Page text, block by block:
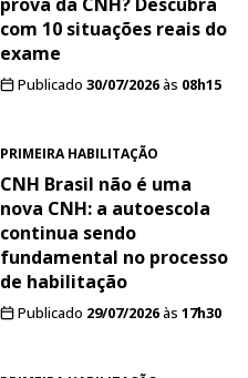
com 10 situações reais do
exame
Publicado 30/07/2026às 08h15
PRIMEIRA HABILITAÇÃO
CNH Brasil não é uma
nova CNH: a autoescola
continua sendo
fundamental no processo
de habilitação
Publicado 29/07/2026às 17h30